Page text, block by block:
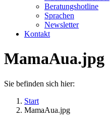
Beratungshotline
Sprachen
Newsletter
Kontakt
MamaAua.jpg
Sie befinden sich hier:
Start
MamaAua.jpg